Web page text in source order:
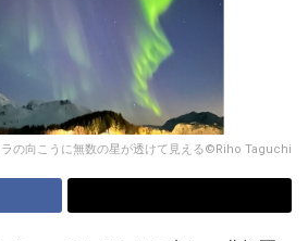
ラの向こうに無数の星が透けて見える©Riho Taguchi